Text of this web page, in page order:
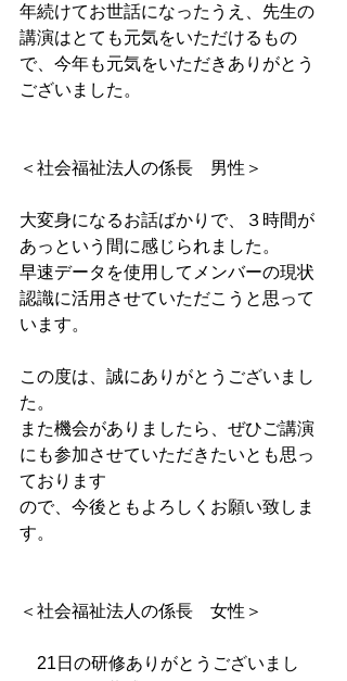
年続けてお世話になったうえ、先生の
講演はとても元気をいただけるもの
で、今年も元気をいただきありがとう
ございました。
＜社会福祉法人の係長　男性＞
大変身になるお話ばかりで、３時間が
あっという間に感じられました。
早速データを使用してメンバーの現状
認識に活用させていただこうと思って
います。
この度は、誠にありがとうございまし
た。
また機会がありましたら、ぜひご講演
にも参加させていただきたいとも思っ
ております
ので、今後ともよろしくお願い致しま
す。
＜社会福祉法人の係長　女性＞
21日の研修ありがとうございまし